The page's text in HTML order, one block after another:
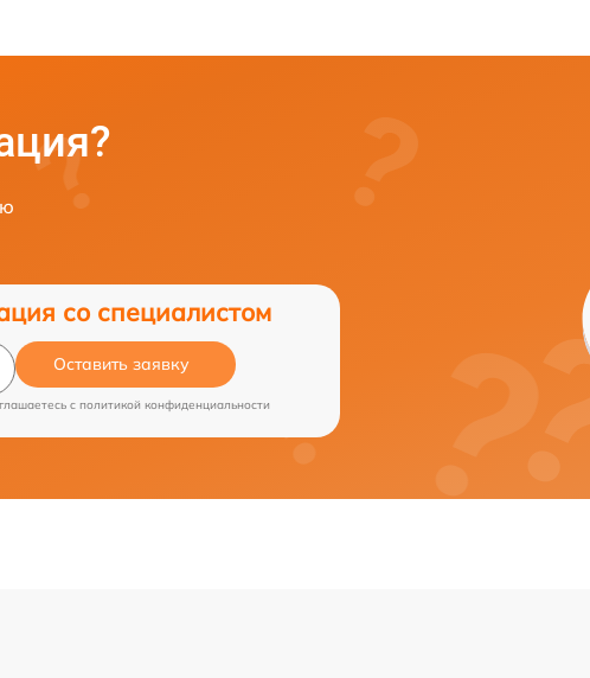
со специалистом
Оставить заявку
c политикой конфиденциальности